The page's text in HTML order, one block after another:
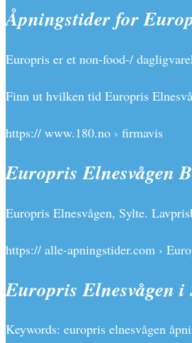
Åpningstider for
Europris er et non-food-/
Finn ut hvilken tid Europris
https:// www.180.no › firmavis
Europris Elnesvågen
Europris Elnesvågen, Sylte.
https:// alle-apningstider.com ›
Europris Elnesvågen
Keywords: europris elnesvågen